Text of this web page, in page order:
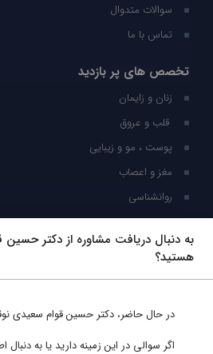
سوالات متدوال
تماس با ما
تخصص های پر بازدید
زنان و زایمان
قلب و عروق
پوست ، مو و زیبایی
مغز و اعصاب
روانشناسی
شبکه های اجتماعی
ما را در شبکه های اجتماعی دنبال کنید
به دنبال دریافت مشاوره از دکتر
هستید؟
در حال حاضر، دکتر حسین قوام سعیدی
اگر سوالی در این زمینه دارید یا به